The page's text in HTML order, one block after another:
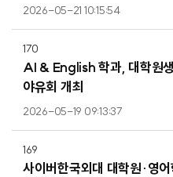
2026-05-21 10:15:54
170
AI & English 학과, 대학원
야유회 개최
2026-05-19 09:13:37
169
사이버한국외대 대학원·영